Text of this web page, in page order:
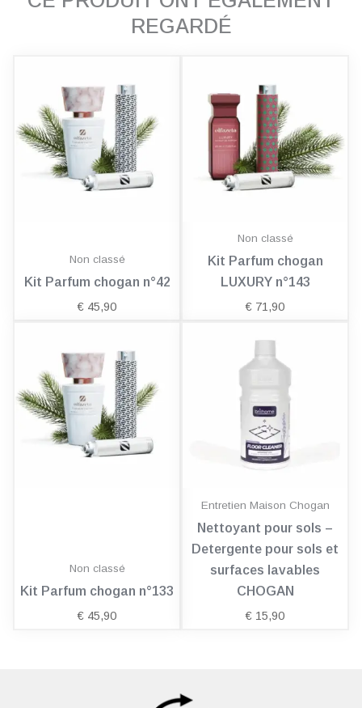
REGARDÉ
Non classé
Kit Parfum chogan n°42
€ 45,90
Non classé
Kit Parfum chogan
LUXURY n°143
€ 71,90
Non classé
Kit Parfum chogan n°133
€ 45,90
Entretien Maison Chogan
Nettoyant pour sols –
Detergente pour sols et
surfaces lavables
CHOGAN
€ 15,90